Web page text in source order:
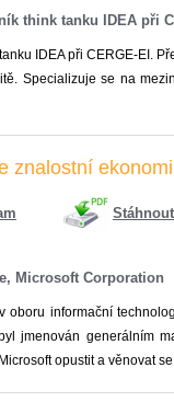
think tanku IDEA při
IDEA při CERGE-EI.
Specializuje se na
znalostní
Microsoft Corporation
informační
jmenován generálním
opustit a věnovat